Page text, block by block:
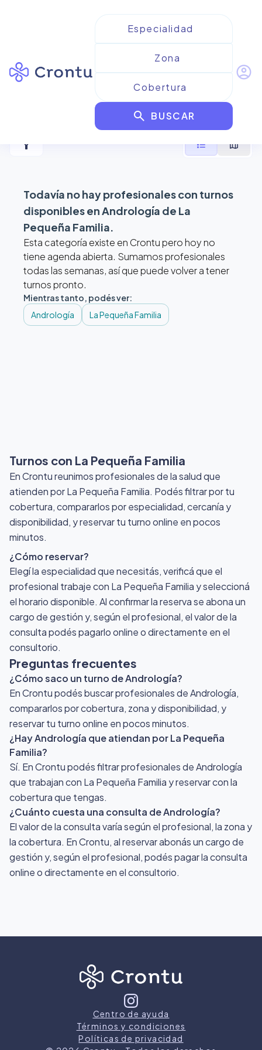
search BUSCAR
account_circle
Resultados paraAndrología
de La Pequeña Familia
filter_alt format_list_bulleted map
Todavía no hay profesionales con turnos
disponibles enAndrología de La
Pequeña Familia.
Esta categoría existe en Crontu pero hoy no
tiene agenda abierta. Sumamos profesionales
todas las semanas, así que puede volver a tener
turnos pronto.
Mientras tanto, podés ver:
Andrología
La Pequeña Familia
Turnos con La Pequeña Familia
En Crontu reunimos profesionales de la salud que
atienden por La Pequeña Familia. Podés filtrar por tu
cobertura, compararlos por especialidad, cercanía y
disponibilidad, y reservar tu turno online en pocos
minutos.
¿Cómo reservar?
Elegí la especialidad que necesitás, verificá que el
profesional trabaje con La Pequeña Familia y seleccioná
el horario disponible. Al confirmar la reserva se abona un
cargo de gestión y, según el profesional, el valor de la
consulta podés pagarlo online o directamente en el
consultorio.
Preguntas frecuentes
¿Cómo saco un turno de Andrología?
En Crontu podés buscar profesionales de Andrología,
compararlos por cobertura, zona y disponibilidad, y
reservar tu turno online en pocos minutos.
¿Hay Andrología que atiendan por La Pequeña
Familia?
Sí. En Crontu podés filtrar profesionales de Andrología
que trabajan con La Pequeña Familia y reservar con la
cobertura que tengas.
¿Cuánto cuesta una consulta de Andrología?
El valor de la consulta varía según el profesional, la zona y
la cobertura. En Crontu, al reservar abonás un cargo de
gestión y, según el profesional, podés pagar la consulta
online o directamente en el consultorio.
Centro de ayuda
Términos y condiciones
Políticas de privacidad